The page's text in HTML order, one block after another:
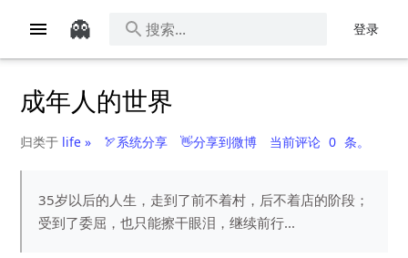
👻 登录
成年人的世界
归类于 life » 🏹系统分享 👋分享到微博 当前评论 0 条。
35岁以后的人生，走到了前不着村，后不着店的阶段；
受到了委屈，也只能擦干眼泪，继续前行...